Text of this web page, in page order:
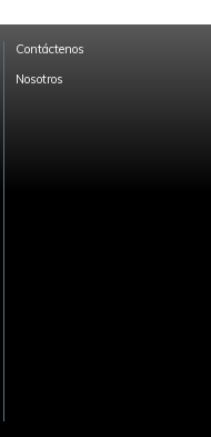
Contáctenos
Nosotros